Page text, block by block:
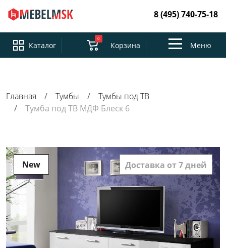
8 (495) 740-75-18
Каталог
0
Корзина
ToggleМеню
Главная Тумбы
Тумбы под ТВ
Тумба под ТВ МДФ Блеск 6
New Доставка от 7 дней